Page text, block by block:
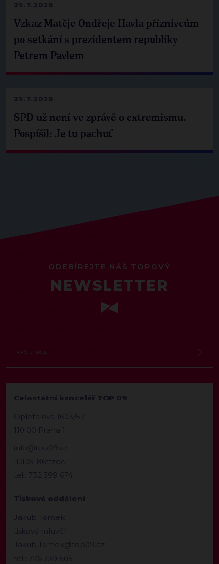
29.7.2026
Vzkaz Matěje Ondřeje Havla příznivcům
po setkání s prezidentem republiky
Petrem Pavlem
29.7.2026
SPD už není ve zprávě o extremismu.
Pospíšil: Je tu pachuť
ODEBÍREJTE NÁŠ TOPOVÝ
NEWSLETTER
Celostátní kancelář TOP 09
Opletalova 1603/57
110 00 Praha 1
info@top09.cz
IDDS: 86ttzqc
tel.: 732 399 674
Tiskové oddělení
Jakub Tomek
tiskový mluvčí
Jakub.Tomek@top09.cz
tel.: 776 739 505